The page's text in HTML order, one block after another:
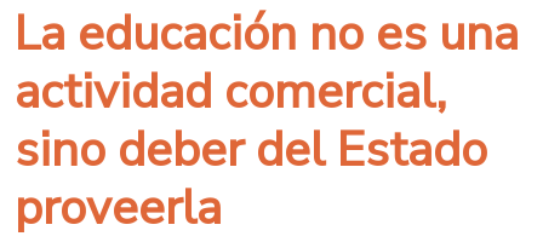
La educación no es una
actividad comercial,
sino deber del Estado
proveerla